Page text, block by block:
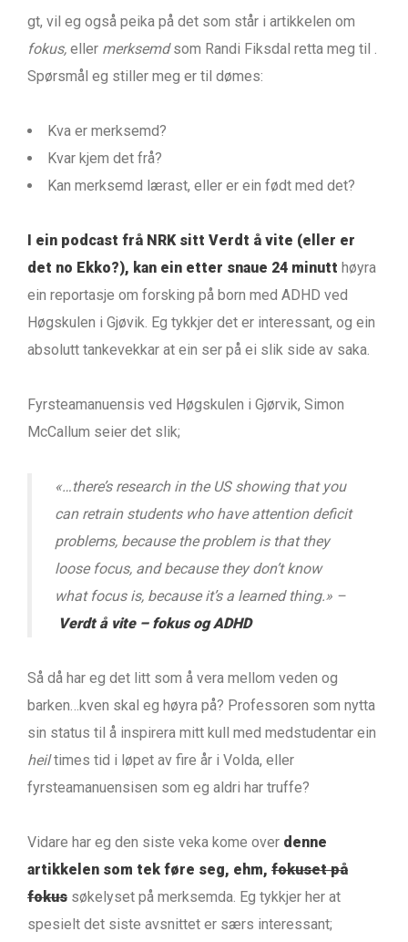
gt, vil eg også peika på det som står i artikkelen om
fokus, eller merksemdsom Randi Fiksdal retta meg til .
Spørsmål eg stiller meg er til dømes:
Kva er merksemd?
Kvar kjem det frå?
Kan merksemd lærast, eller er ein født med det?
I ein podcast frå NRK sitt Verdt å vite (eller er
det no Ekko?), kan ein etter snaue 24 minutt høyra
ein reportasje om forsking på born med ADHD ved
Høgskulen i Gjøvik. Eg tykkjer det er interessant, og ein
absolutt tankevekkar at ein ser på ei slik side av saka.
Fyrsteamanuensis ved Høgskulen i Gjørvik, Simon
McCallum seier det slik;
«…there’s research in the US showing that you
can retrain students who have attention deficit
problems, because the problem is that they
loose focus, and because they don’t know
what focus is, because it’s a learned thing.» –
Verdt å vite – fokus og ADHD
Så då har eg det litt som å vera mellom veden og
barken…kven skal eg høyra på? Professoren som nytta
sin status til å inspirera mitt kull med medstudentar ein
heiltimes tid i løpet av fire år i Volda, eller
fyrsteamanuensisen som eg aldri har truffe?
Vidare har eg den siste veka kome over denne
artikkelen som tek føre seg, ehm, fokuset på
fokus søkelyset på merksemda. Eg tykkjer her at
spesielt det siste avsnittet er særs interessant;